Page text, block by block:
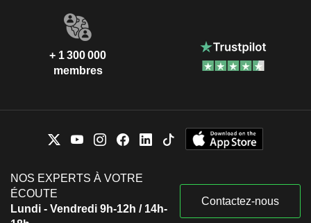
+ 1 300 000
membres
NOS EXPERTS À VOTRE
ÉCOUTE
Lundi - Vendredi 9h-12h / 14h-
Contactez-nous